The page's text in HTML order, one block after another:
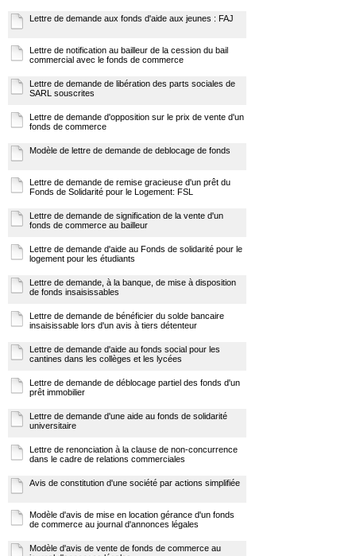
Lettre de demande aux fonds d'aide aux jeunes : FAJ
Lettre de notification au bailleur de la cession du bail
commercial avec le fonds de commerce
Lettre de demande de libération des parts sociales de
SARL souscrites
Lettre de demande d'opposition sur le prix de vente d'un
fonds de commerce
Modèle de lettre de demande de deblocage de fonds
Lettre de demande de remise gracieuse d'un prêt du
Fonds de Solidarité pour le Logement: FSL
Lettre de demande de signification de la vente d'un
fonds de commerce au bailleur
Lettre de demande d'aide au Fonds de solidarité pour le
logement pour les étudiants
Lettre de demande, à la banque, de mise à disposition
de fonds insaisissables
Lettre de demande de bénéficier du solde bancaire
insaisissable lors d'un avis à tiers détenteur
Lettre de demande d'aide au fonds social pour les
cantines dans les collèges et les lycées
Lettre de demande de déblocage partiel des fonds d'un
prêt immobilier
Lettre de demande d'une aide au fonds de solidarité
universitaire
Lettre de renonciation à la clause de non-concurrence
dans le cadre de relations commerciales
Avis de constitution d'une société par actions simplifiée
Modèle d'avis de mise en location gérance d'un fonds
de commerce au journal d'annonces légales
Modèle d'avis de vente de fonds de commerce au